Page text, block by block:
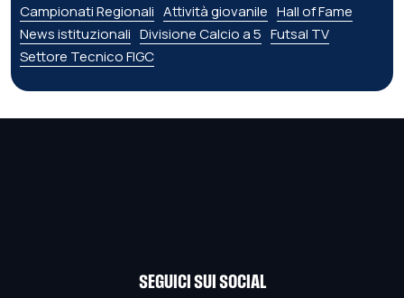
Campionati Regionali Attività giovanile Hall of Fame
News istituzionali Divisione Calcio a 5 Futsal TV
Settore Tecnico FIGC
SEGUICI SUI SOCIAL